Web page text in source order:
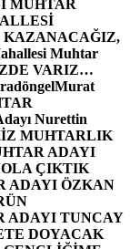
MUHTAR
Muhtar
VARIZ…
Murat
Nurettin
MUHTARLIK
ADAYI
ÇIKTIK
ADAYI ÖZKAN
ADAYI TUNCAY
DOYACAK